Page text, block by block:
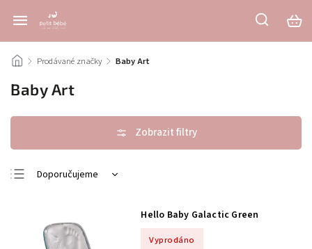
/ Prodávané značky / Baby Art
Baby Art
Doporučujeme
Nejdražší
Nejprodávanější
Hello Baby Galactic Green
Vyprodáno